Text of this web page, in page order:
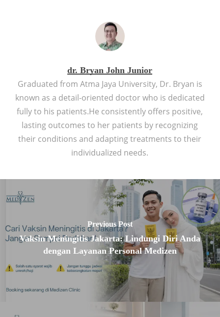
dr. Bryan John Junior
Graduated from Atma Jaya University, Dr. Bryan is
known as a detail-oriented doctor who is dedicated
fully to his patients.He consistently offers positive,
lasting outcomes to her patients by recognizing
their conditions and adapting treatments to their
individualized needs.
Previous Post
Vaksin Meningitis Jakarta: Lindungi Diri Anda
dengan Layanan Personal Medizen